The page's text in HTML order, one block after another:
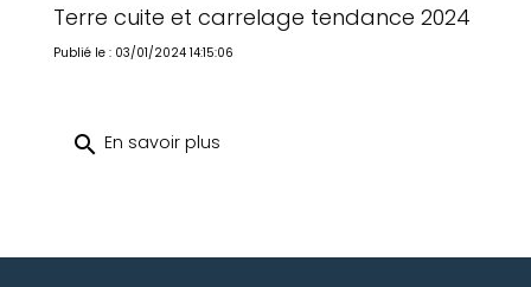
Terre cuite et carrelage tendance 2024
Publié le : 03/01/2024 14:15:06
search En savoir plus